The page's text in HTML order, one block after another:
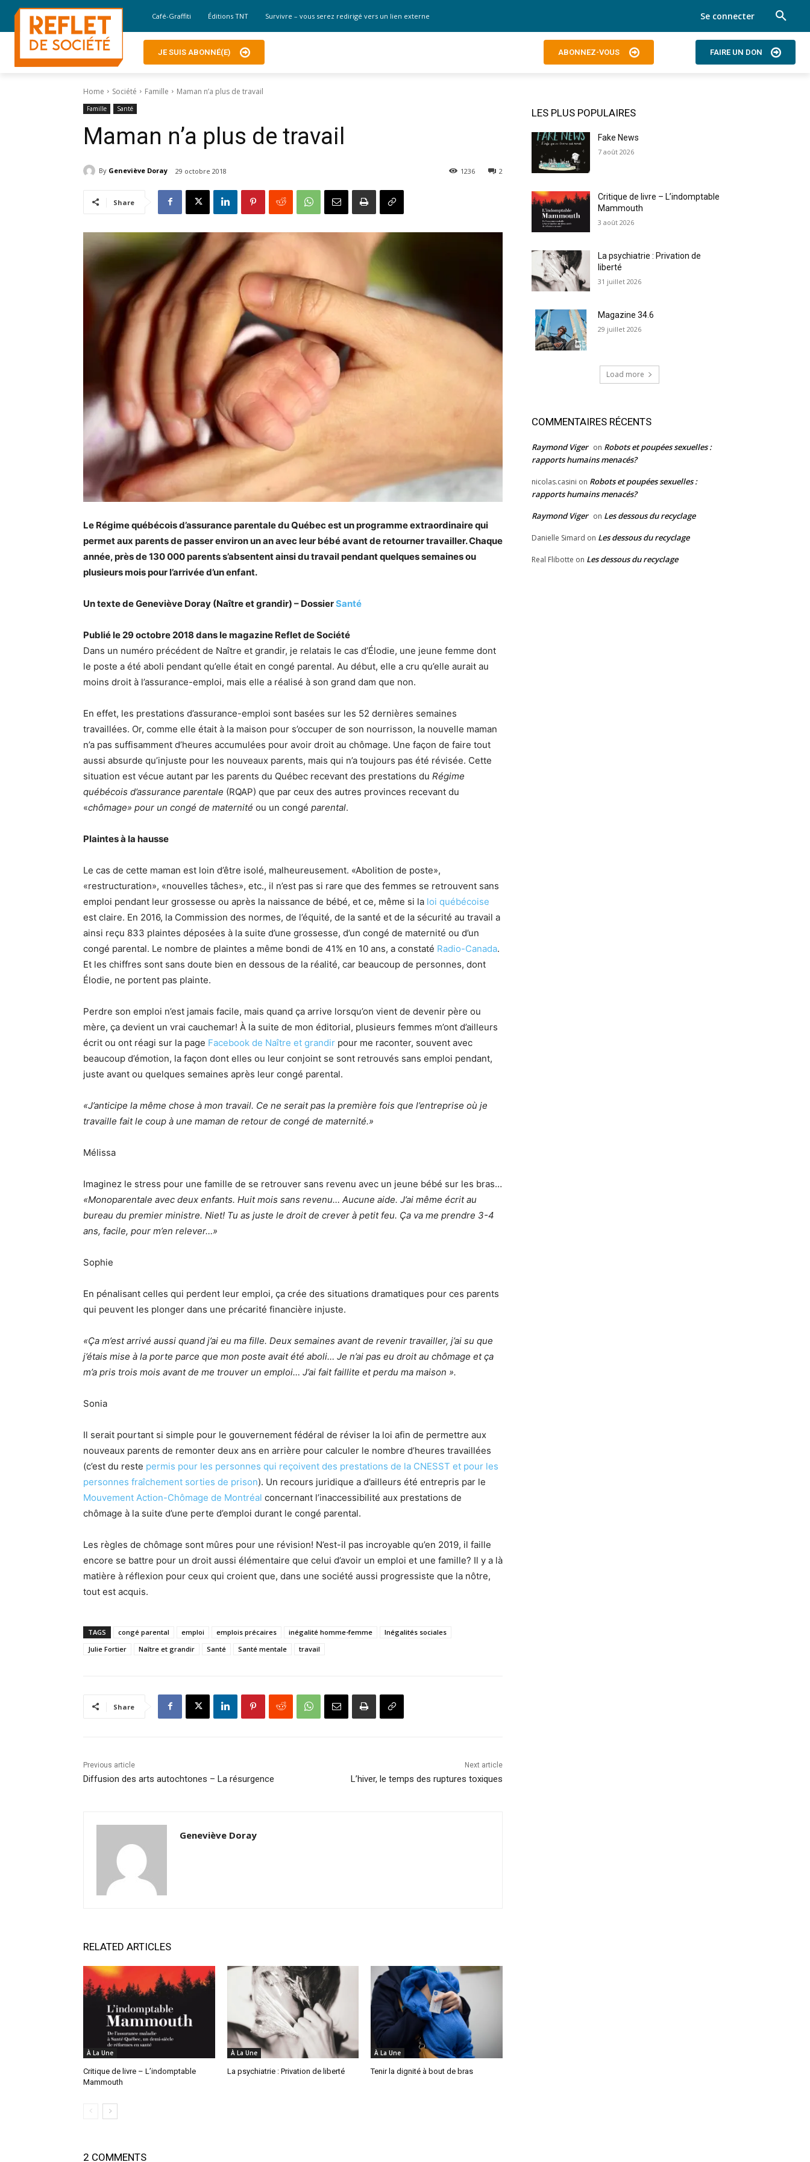
Café-Graffiti Éditions TNT Survivre – vous serez redirigé vers un lien externe Se connecter
JE SUIS ABONNÉ(E) ABONNEZ-VOUS FAIRE UN DON
Home Société Famille Maman n’a plus de travail
Famille Santé
Maman n’a plus de travail
By Geneviève Doray 29 octobre 2018 2
1236
Share
Le Régime québécois d’assurance parentale du Québec est un programme extraordinaire qui
permet aux parents de passer environ un an avec leur bébé avant de retourner travailler. Chaque
année, près de 130 000 parents s’absentent ainsi du travail pendant quelques semaines ou
plusieurs mois pour l’arrivée d’un enfant.
Un texte de Geneviève Doray (Naître et grandir) – DossierSanté
Publié le 29 octobre 2018 dans le magazine Reflet de Société
Dans un numéro précédent de Naître et grandir, je relatais le cas d’Élodie, une jeune femme dont
le poste a été aboli pendant qu’elle était en congé parental. Au début, elle a cru qu’elle aurait au
moins droit à l’assurance-emploi, mais elle a réalisé à son grand dam que non.
En effet, les prestations d’assurance-emploi sont basées sur les 52 dernières semaines
travaillées. Or, comme elle était à la maison pour s’occuper de son nourrisson, la nouvelle maman
n’a pas suffisamment d’heures accumulées pour avoir droit au chômage. Une façon de faire tout
aussi absurde qu’injuste pour les nouveaux parents, mais qui n’a toujours pas été révisée. Cette
situation est vécue autant par les parents du Québec recevant des prestations du Régime
québécois d’assurance parentale (RQAP) que par ceux des autres provinces recevant du
«chômage» pour un congé de maternité ou un congé parental.
Plaintes à la hausse
Le cas de cette maman est loin d’être isolé, malheureusement. «Abolition de poste»,
«restructuration», «nouvelles tâches», etc., il n’est pas si rare que des femmes se retrouvent sans
emploi pendant leur grossesse ou après la naissance de bébé, et ce, même si la loi québécoise
est claire. En 2016, la Commission des normes, de l’équité, de la santé et de la sécurité au travail a
ainsi reçu 833 plaintes déposées à la suite d’une grossesse, d’un congé de maternité ou d’un
congé parental. Le nombre de plaintes a même bondi de 41% en 10 ans, a constaté Radio-Canada.
Et les chiffres sont sans doute bien en dessous de la réalité, car beaucoup de personnes, dont
Élodie, ne portent pas plainte.
Perdre son emploi n’est jamais facile, mais quand ça arrive lorsqu’on vient de devenir père ou
mère, ça devient un vrai cauchemar! À la suite de mon éditorial, plusieurs femmes m’ont d’ailleurs
écrit ou ont réagi sur la page Facebook de Naître et grandir pour me raconter, souvent avec
beaucoup d’émotion, la façon dont elles ou leur conjoint se sont retrouvés sans emploi pendant,
juste avant ou quelques semaines après leur congé parental.
«J’anticipe la même chose à mon travail. Ce ne serait pas la première fois que l’entreprise où je
travaille fait le coup à une maman de retour de congé de maternité.»
Mélissa
Imaginez le stress pour une famille de se retrouver sans revenu avec un jeune bébé sur les bras…
«Monoparentale avec deux enfants. Huit mois sans revenu… Aucune aide. J’ai même écrit au
bureau du premier ministre. Niet! Tu as juste le droit de crever à petit feu. Ça va me prendre 3-4
ans, facile, pour m’en relever…»
Sophie
En pénalisant celles qui perdent leur emploi, ça crée des situations dramatiques pour ces parents
qui peuvent les plonger dans une précarité financière injuste.
«Ça m’est arrivé aussi quand j’ai eu ma fille. Deux semaines avant de revenir travailler, j’ai su que
j’étais mise à la porte parce que mon poste avait été aboli… Je n’ai pas eu droit au chômage et ça
m’a pris trois mois avant de me trouver un emploi… J’ai fait faillite et perdu ma maison ».
Sonia
Il serait pourtant si simple pour le gouvernement fédéral de réviser la loi afin de permettre aux
nouveaux parents de remonter deux ans en arrière pour calculer le nombre d’heures travaillées
(c’est du reste permis pour les personnes qui reçoivent des prestations de la CNESST et pour les
personnes fraîchement sorties de prison). Un recours juridique a d’ailleurs été entrepris par le
Mouvement Action-Chômage de Montréal concernant l’inaccessibilité aux prestations de
chômage à la suite d’une perte d’emploi durant le congé parental.
Les règles de chômage sont mûres pour une révision! N’est-il pas incroyable qu’en 2019, il faille
encore se battre pour un droit aussi élémentaire que celui d’avoir un emploi et une famille? Il y a là
matière à réflexion pour ceux qui croient que, dans une société aussi progressiste que la nôtre,
tout est acquis.
TAGS congé parental emploi emplois précaires inégalité homme-femme
Inégalités sociales
Julie Fortier
Naître et grandir Santé Santé mentale travail
Share
Previous article
Diffusion des arts autochtones – La résurgence
Next article
L’hiver, le temps des ruptures toxiques
Geneviève Doray
RELATED ARTICLES
À La Une
Critique de livre – L’indomptable
Mammouth
À La Une
La psychiatrie : Privation de liberté
À La Une
Tenir la dignité à bout de bras
2 COMMENTS
LES PLUS POPULAIRES
Fake News
7 août 2026
Critique de livre – L’indomptable
Mammouth
3 août 2026
La psychiatrie : Privation de
liberté
31 juillet 2026
Magazine 34.6
29 juillet 2026
Load more
COMMENTAIRES RÉCENTS
Raymond Viger on Robots et poupées sexuelles :
rapports humains menacés?
nicolas.casini on Robots et poupées sexuelles :
rapports humains menacés?
Raymond Viger on Les dessous du recyclage
Danielle Simard on Les dessous du recyclage
Real Flibotte on Les dessous du recyclage